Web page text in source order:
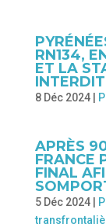
RN134,
ET LA
8 Déc 2024|
APRÈS
FRANCE
FINAL
5 Déc 2024|